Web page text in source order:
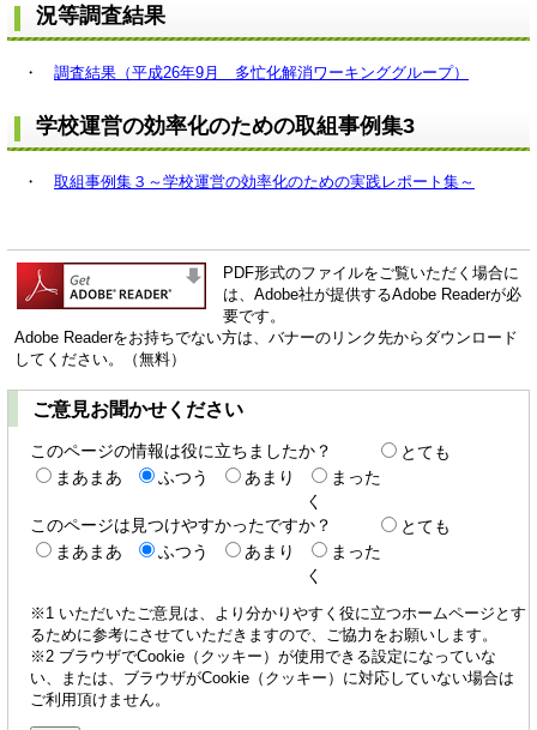
況等調査結果
・ 調査結果（平成26年9月 多忙化解消ワーキンググループ）
学校運営の効率化のための取組事例集3
・ 取組事例集３～学校運営の効率化のための実践レポート集～
PDF形式のファイルをご覧いただく場合に
は、Adobe社が提供するAdobe Readerが必
要です。
Adobe Readerをお持ちでない方は、バナーのリンク先からダウンロード
してください。（無料）
ご意見お聞かせください
このページの情報は役に立ちましたか？
とても
まあまあ
ふつう あまり
まった
く
このページは見つけやすかったですか？
とても
まあまあ
ふつう あまり
まった
く
※1 いただいたご意見は、より分かりやすく役に立つホームページとす
るために参考にさせていただきますので、ご協力をお願いします。
※2 ブラウザでCookie（クッキー）が使用できる設定になっていな
い、または、ブラウザがCookie（クッキー）に対応していない場合は
ご利用頂けません。